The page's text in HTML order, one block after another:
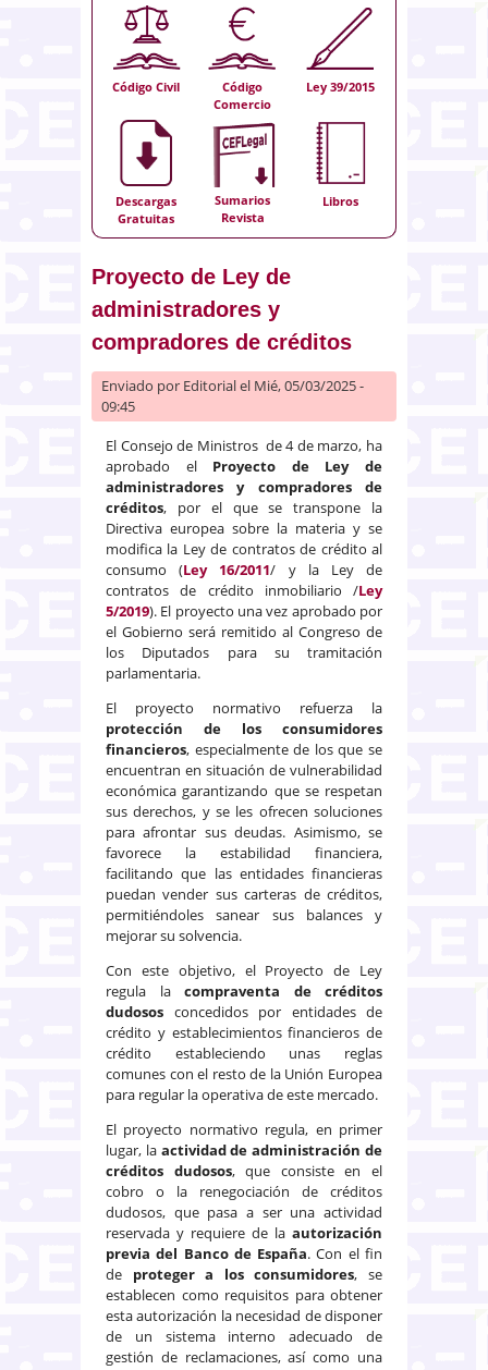
Código Civil
Código
Comercio
Ley 39/2015
Descargas
Gratuitas
Sumarios
Revista
Libros
Proyecto de Ley de
administradores y
compradores de créditos
Enviado por Editorialel Mié, 05/03/2025 -
09:45
El Consejo de Ministros de 4 de marzo, ha
aprobado el Proyecto de Ley de
administradores y compradores de
créditos, por el que se transpone la
Directiva europea sobre la materia y se
modifica la Ley de contratos de crédito al
consumo (Ley 16/2011/ y la Ley de
contratos de crédito inmobiliario /Ley
5/2019). El proyecto una vez aprobado por
el Gobierno será remitido al Congreso de
los Diputados para su tramitación
parlamentaria.
El proyecto normativo refuerza la
protección de los consumidores
financieros, especialmente de los que se
encuentran en situación de vulnerabilidad
económica garantizando que se respetan
sus derechos, y se les ofrecen soluciones
para afrontar sus deudas. Asimismo, se
favorece la estabilidad financiera,
facilitando que las entidades financieras
puedan vender sus carteras de créditos,
permitiéndoles sanear sus balances y
mejorar su solvencia.
Con este objetivo, el Proyecto de Ley
regula la compraventa de créditos
dudosos concedidos por entidades de
crédito y establecimientos financieros de
crédito estableciendo unas reglas
comunes con el resto de la Unión Europea
para regular la operativa de este mercado.
El proyecto normativo regula, en primer
lugar, la actividad de administración de
créditos dudosos, que consiste en el
cobro o la renegociación de créditos
dudosos, que pasa a ser una actividad
reservada y requiere de la autorización
previa del Banco de España. Con el fin
de proteger a los consumidores, se
establecen como requisitos para obtener
esta autorización la necesidad de disponer
de un sistema interno adecuado de
gestión de reclamaciones, así como una